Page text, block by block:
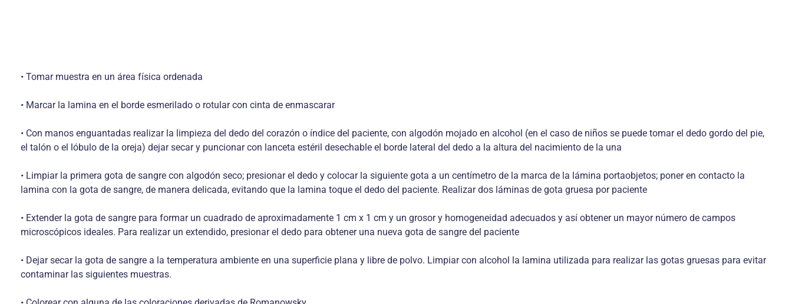
• Tomar muestra en un área física ordenada
• Marcar la lamina en el borde esmerilado o rotular con cinta de enmascarar
• Con manos enguantadas realizar la limpieza del dedo del corazón o índice del paciente, con algodón mojado en alcohol (en el caso de niños se puede tomar el dedo gordo del pie,
el talón o el lóbulo de la oreja) dejar secar y puncionar con lanceta estéril desechable el borde lateral del dedo a la altura del nacimiento de la una
• Limpiar la primera gota de sangre con algodón seco; presionar el dedo y colocar la siguiente gota a un centímetro de la marca de la lámina portaobjetos; poner en contacto la
lamina con la gota de sangre, de manera delicada, evitando que la lamina toque el dedo del paciente. Realizar dos láminas de gota gruesa por paciente
• Extender la gota de sangre para formar un cuadrado de aproximadamente 1 cm x 1 cm y un grosor y homogeneidad adecuados y así obtener un mayor número de campos
microscópicos ideales. Para realizar un extendido, presionar el dedo para obtener una nueva gota de sangre del paciente
• Dejar secar la gota de sangre a la temperatura ambiente en una superficie plana y libre de polvo. Limpiar con alcohol la lamina utilizada para realizar las gotas gruesas para evitar
contaminar las siguientes muestras.